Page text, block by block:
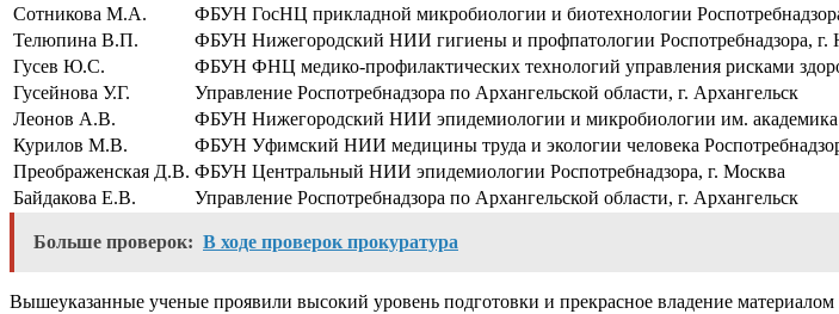
Сотникова М.А.
ФБУН ГосНЦ прикладной микробиологии и биотехнологии
Телюпина В.П.
ФБУН Нижегородский НИИ гигиены и профпатологии Роспотребнадзора,
Гусев Ю.С.
ФБУН ФНЦ медико-профилактических технологий управления рисками
Гусейнова У.Г.
Управление Роспотребнадзора по Архангельской области, г. Архангельск
Леонов А.В.
ФБУН Нижегородский НИИ эпидемиологии и микробиологии им.
Курилов М.В.
ФБУН Уфимский НИИ медицины труда и экологии человека
Преображенская Д.В. ФБУН Центральный НИИ эпидемиологии Роспотребнадзора, г. Москва
Байдакова Е.В.
Управление Роспотребнадзора по Архангельской области, г. Архангельск
Больше проверок: В ходе проверок прокуратура
Вышеуказанные ученые проявили высокий уровень подготовки и прекрасное владение материалом